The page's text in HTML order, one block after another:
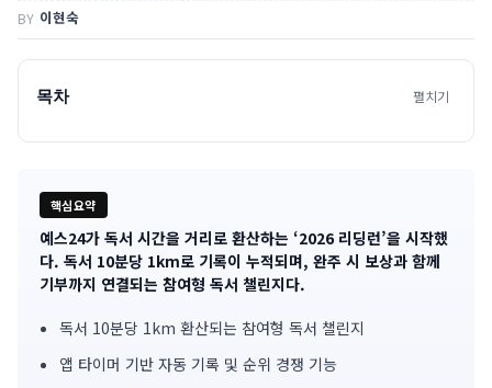
BY 이현숙
목차 펼치기
핵심요약
기
사
핵
심
예스24가 독서 시간을 거리로 환산하는 ‘2026 리딩런’을 시작했
다. 독서 10분당 1km로 기록이 누적되며, 완주 시 보상과 함께
기부까지 연결되는 참여형 독서 챌린지다.
독서 10분당 1km 환산되는 참여형 독서 챌린지
앱 타이머 기반 자동 기록 및 순위 경쟁 기능